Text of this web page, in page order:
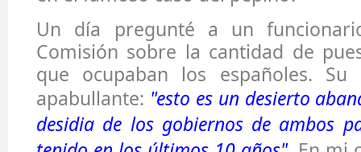
Un día pregunté a un
Comisión sobre la cantidad de
que ocupaban los españoles. Su
apabullante: "esto es un desierto
desidia de los gobiernos de ambos